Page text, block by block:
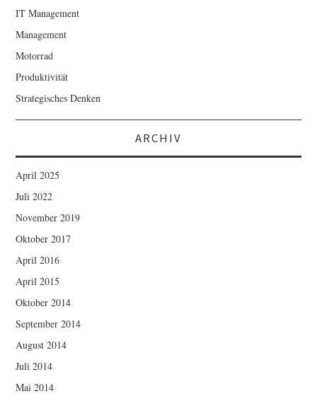
IT Management
Management
Motorrad
Produktivität
Strategisches Denken
ARCHIV
April 2025
Juli 2022
November 2019
Oktober 2017
April 2016
April 2015
Oktober 2014
September 2014
August 2014
Juli 2014
Mai 2014